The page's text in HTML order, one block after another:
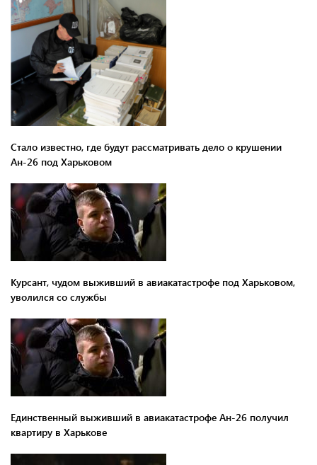
Стало известно, где будут рассматривать дело о крушении
Ан-26 под Харьковом
Курсант, чудом выживший в авиакатастрофе под Харьковом,
уволился со службы
Единственный выживший в авиакатастрофе Ан-26 получил
квартиру в Харькове